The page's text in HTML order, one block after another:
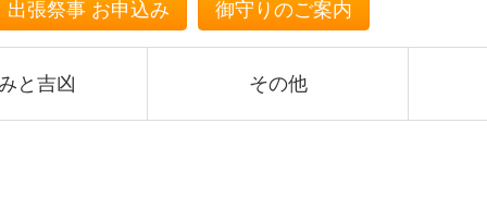
出張祭事 お申込み 御守りのご案内
と吉凶 その他